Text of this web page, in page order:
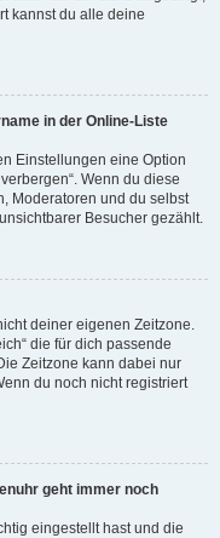
kannst du alle deine
in der Online-Liste
Einstellungen eine Option
Wenn du diese
Moderatoren und du selbst
Besucher gezählt.
deiner eigenen Zeitzone.
die für dich passende
Zeitzone kann dabei nur
du noch nicht registriert
geht immer noch
eingestellt hast und die